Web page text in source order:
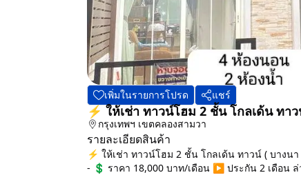
เพิ่มในรายการโปรด แชร์
⚡ ให้เช่า ทาวน์โฮม 2 ชั้น โกลเด้น ทา
กรุงเทพฯ เขตคลองสามวา
รายละเอียดสินค้า
⚡ ให้เช่า ทาวน์โฮม 2 ชั้น โกลเด้น ทาวน์ ( บาง
- 💲 ราคา 18,000 บาท/เดือน ▶️ ประกัน 2 เดือน ล่